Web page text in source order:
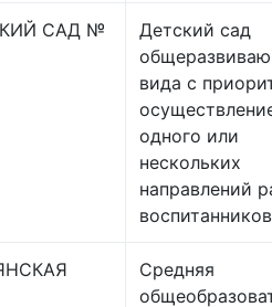
САД №
Детский сад
вида с
одного или
нескольких
направлений
воспитанников
Средняя